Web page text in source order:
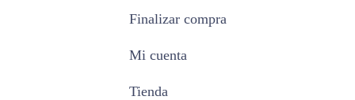
Finalizar compra
Mi cuenta
Tienda